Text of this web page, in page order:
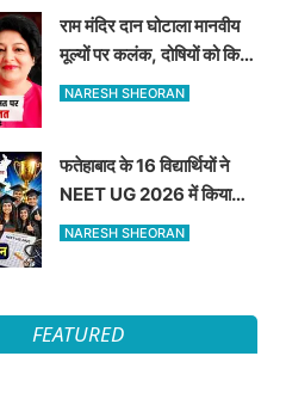
राम मंदिर दान घोटाला मानवीय
मूल्यों पर कलंक, दोषियों को किसी
कीमत पर न बख्शे अदालत —
NARESH SHEORAN
फतेहाबाद के 16 विद्यार्थियों ने
NEET UG 2026 में किया
शानदार प्रदर्शन जिले का बढ़ाया
NARESH SHEORAN
FEATURED